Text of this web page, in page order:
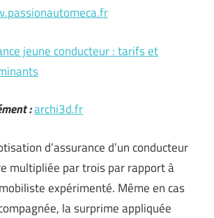
jeune conducteur : tarifs et
:archi3d.fr
d’assurance d’un conducteur
multipliée par trois par rapport à
expérimenté. Même en cas
la surprime appliquée